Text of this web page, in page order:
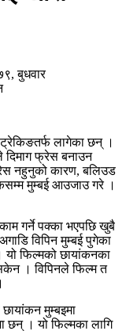
बुधवार
ट्रेकिङतर्फ लागेका छन् ।
दिमाग फ्रेस बनाउन
नहुनुको कारण, बलिउड
मुम्बई आउजाउ गरे ।
गर्ने पक्का भएपछि खुबै
विपिन मुम्बई पुगेका
यो फिल्मको छायांकनका
। विपिनले फिल्म त
मुम्बइमा
छन् । यो फिल्मका लागि